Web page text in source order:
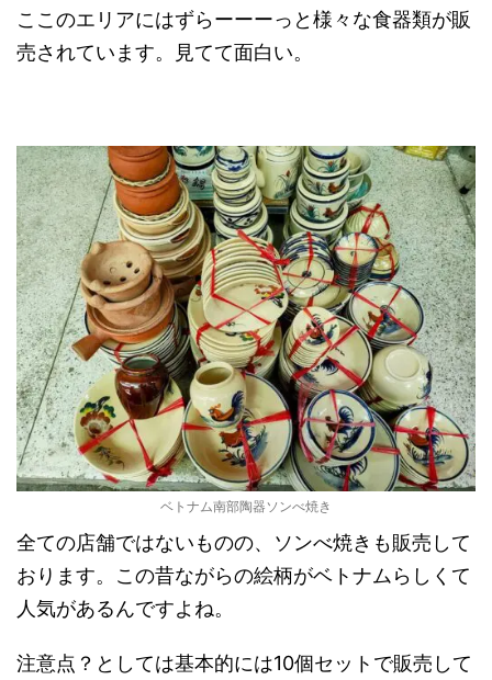
ここのエリアにはずらーーーっと様々な食器類が販
売されています。見てて面白い。
ベトナム南部陶器ソンべ焼き
全ての店舗ではないものの、ソンべ焼きも販売して
おります。この昔ながらの絵柄がベトナムらしくて
人気があるんですよね。
注意点？としては基本的には10個セットで販売して